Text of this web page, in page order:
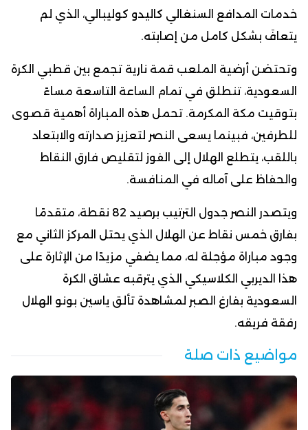
خدمات المدافع السنغالي كاليدو كوليبالي، الذي لم
يتعافَ بشكل كامل من إصابته.
وتحتضن أرضية الملعب قمة نارية تجمع بين قطبي الكرة
السعودية، تنطلق في تمام الساعة التاسعة مساءً
بتوقيت مكة المكرمة. تحمل هذه المباراة أهمية قصوى
للطرفين، فبينما يسعى النصر لتعزيز صدارته والابتعاد
باللقب، يتطلع الهلال إلى الفوز لتقليص فارق النقاط
والحفاظ على آماله في المنافسة.
ويتصدر النصر جدول الترتيب برصيد 82 نقطة، متقدمًا
بفارق خمس نقاط عن الهلال الذي يحتل المركز الثاني مع
وجود مباراة مؤجلة له، مما يضفي مزيدًا من الإثارة على
هذا الديربي الكلاسيكي الذي يترقبه عشاق الكرة
السعودية بفارغ الصبر لمشاهدة تألق ياسين بونو الهلال
رفقة فريقه.
مواضيع ذات صلة